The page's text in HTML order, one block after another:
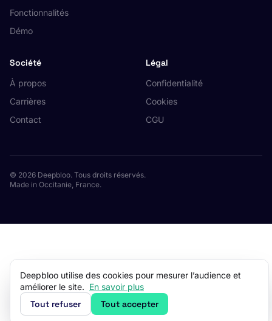
Fonctionnalités
Démo
Société
À propos
Carrières
Contact
Légal
Confidentialité
Cookies
CGU
© 2026 Deepbloo. Tous droits réservés.
Made in Occitanie, France.
Deepbloo utilise des cookies pour mesurer l’audience et
améliorer le site. En savoir plus
Tout refuser Tout accepter